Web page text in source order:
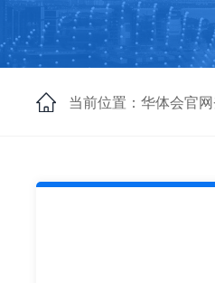
当前位置：华体会官